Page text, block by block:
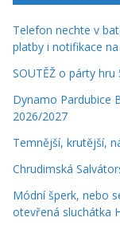
Telefon nechte v
platby i notifikace
SOUTĚŽ o párty hru
Dynamo Pardubice
2026/2027
Temnější, krutější,
Chrudimská
Módní šperk, nebo
otevřená sluchátka